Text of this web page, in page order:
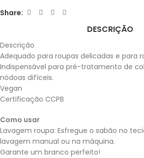
Share:
DESCRIÇÃO
Descrição
Adequado para roupas delicadas e para
Indispensável para pré-tratamento de
nódoas difíceis.
Vegan
Certificação CCPB
Como usar
Lavagem roupa: Esfregue o sabão no
lavagem manual ou na máquina.
Garante um branco perfeito!